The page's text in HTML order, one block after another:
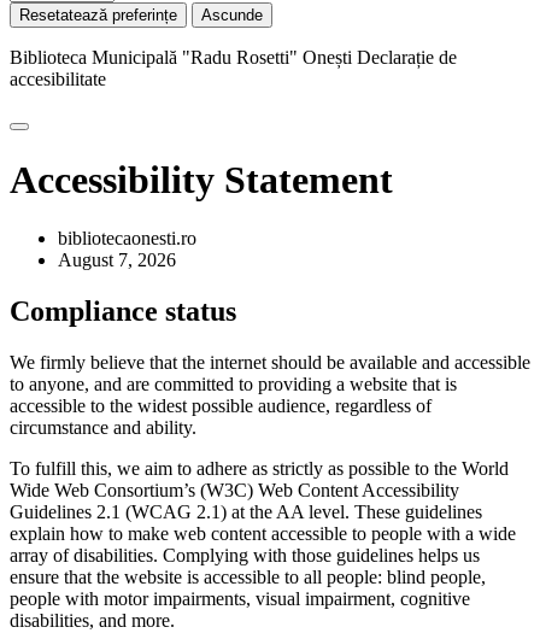
Resetatează preferințe Ascunde
Biblioteca Municipală "Radu Rosetti" Onești Declarație de
accesibilitate
Accessibility Statement
bibliotecaonesti.ro
August 7, 2026
Compliance status
We firmly believe that the internet should be available and accessible
to anyone, and are committed to providing a website that is
accessible to the widest possible audience, regardless of
circumstance and ability.
To fulfill this, we aim to adhere as strictly as possible to the World
Wide Web Consortium’s (W3C) Web Content Accessibility
Guidelines 2.1 (WCAG 2.1) at the AA level. These guidelines
explain how to make web content accessible to people with a wide
array of disabilities. Complying with those guidelines helps us
ensure that the website is accessible to all people: blind people,
people with motor impairments, visual impairment, cognitive
disabilities, and more.